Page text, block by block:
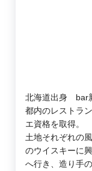
北海道出身 bar
都内のレストラ
エ資格を取得。
土地それぞれの
のウイスキーに
へ行き、造り手